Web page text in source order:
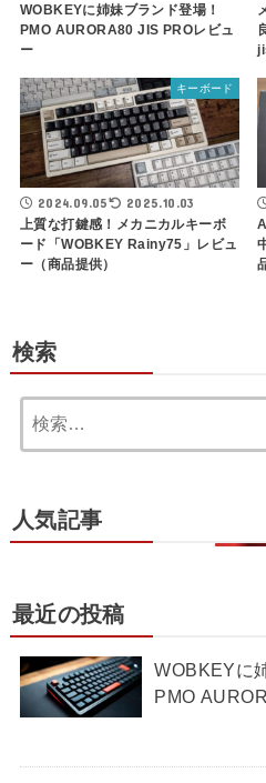
WOBKEYに姉妹ブランド登場！
PMO AURORA80 JIS PROレビュ
ー
キーボード
2024.09.05 2025.10.03
上質な打鍵感！メカニカルキーボ
ード「WOBKEY Rainy75」レビュ
ー（商品提供）
検索
人気記事
最近の投稿
WOBKEYに
PMO